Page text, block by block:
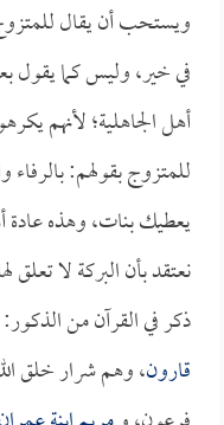
ويستحب أن يقال
في خير، وليس كما يقول
أهل الجاهلية؛ لأنهم
للمتزوج بقولهم: بالرفاء
يعطيك بنات، وهذه عادة
نعتقد بأن البركة لا
ذكر في القرآن من
قارون، وهم شرار خلق